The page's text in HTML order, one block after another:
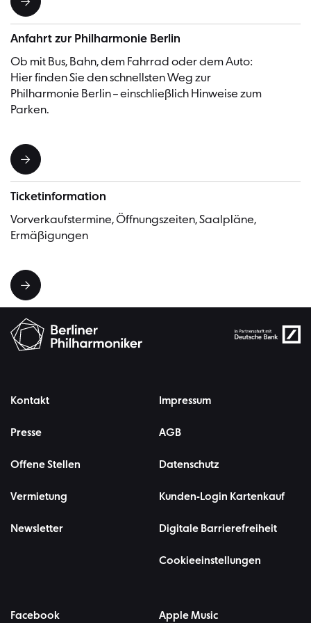
Anfahrt zur Philharmonie Berlin
Ob mit Bus, Bahn, dem Fahrrad oder dem Auto:
Hier finden Sie den schnellsten Weg zur
Philharmonie Berlin – einschließlich Hinweise zum
Parken.
Ticketinformation
Vorverkaufstermine, Öffnungszeiten, Saalpläne,
Ermäßigungen
Kontakt
Presse
Offene Stellen
Vermietung
Newsletter
Impressum
AGB
Datenschutz
Kunden-Login Kartenkauf
Digitale Barrierefreiheit
Cookieeinstellungen
Facebook Apple Music